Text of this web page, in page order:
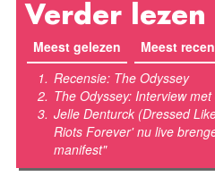
Verder lezen
Meest gelezen (actieve
Meest
Recensie: The Odyssey
The Odyssey: Interview
Jelle Denturck (Dressed
Riots Forever' nu live
manifest"